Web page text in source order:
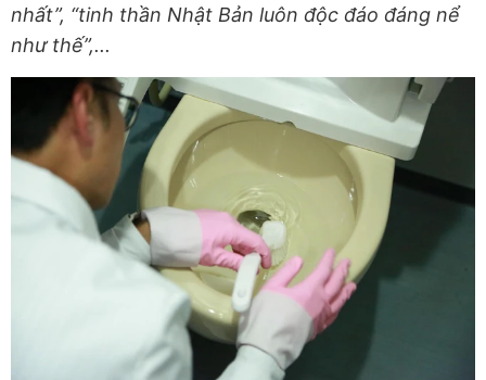
nhất”, “tinh thần Nhật Bản luôn độc đáo đáng nể
như thế”,...